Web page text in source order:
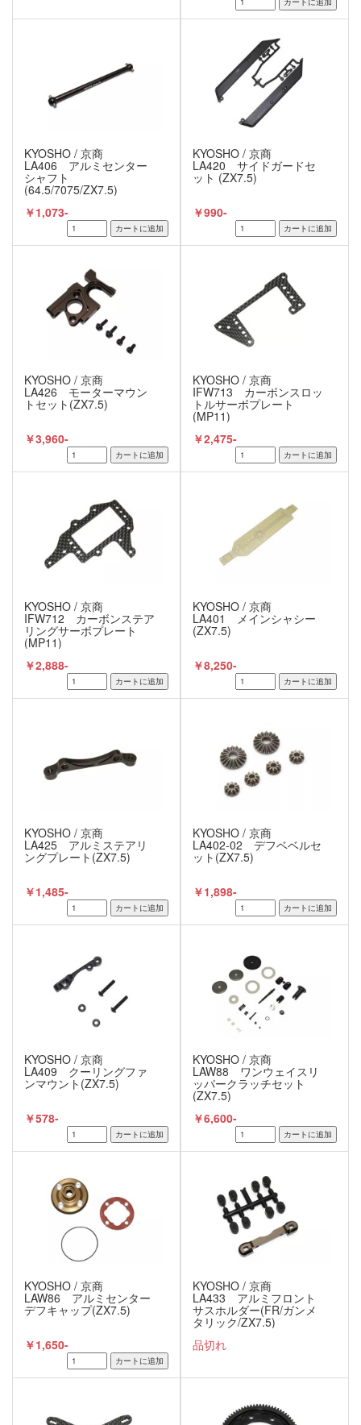
KYOSHO / 京商
LA406 アルミセンター
シャフト
(64.5/7075/ZX7.5)
￥1,073-
KYOSHO / 京商
LA420 サイドガードセ
ット (ZX7.5)
￥990-
KYOSHO / 京商
LA426 モーターマウン
トセット(ZX7.5)
￥3,960-
KYOSHO / 京商
IFW713 カーボンスロッ
トルサーボプレート
(MP11)
￥2,475-
KYOSHO / 京商
IFW712 カーボンステア
リングサーボプレート
(MP11)
￥2,888-
KYOSHO / 京商
LA401 メインシャシー
(ZX7.5)
￥8,250-
KYOSHO / 京商
LA425 アルミステアリ
ングプレート(ZX7.5)
￥1,485-
KYOSHO / 京商
LA402-02 デフベベルセ
ット(ZX7.5)
￥1,898-
KYOSHO / 京商
LA409 クーリングファ
ンマウント(ZX7.5)
￥578-
KYOSHO / 京商
LAW88 ワンウェイスリ
ッパークラッチセット
(ZX7.5)
￥6,600-
KYOSHO / 京商
LAW86 アルミセンター
デフキャップ(ZX7.5)
￥1,650-
KYOSHO / 京商
LA433 アルミフロント
サスホルダー(FR/ガンメ
タリック/ZX7.5)
品切れ